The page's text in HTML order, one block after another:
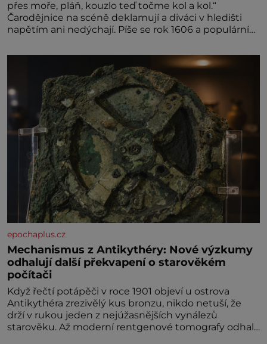
přes moře, pláň, kouzlo teď točme kol a kol.“
Čarodějnice na scéně deklamují a diváci v hledišti
napětím ani nedýchají. Píše se rok 1606 a populární
Tragédii o Macbethovi. Napsal ji pro krále Jakuba I.,
jenž v roce 1603 vystřídal
epochaplus.cz
Mechanismus z Antikythéry: Nové výzkumy
odhalují další překvapení o starověkém
počítači
Když řečtí potápěči v roce 1901 objeví u ostrova
Antikythéra zrezivělý kus bronzu, nikdo netuší, že
drží v rukou jeden z nejúžasnějších vynálezů
starověku. Až moderní rentgenové tomografy odhalí